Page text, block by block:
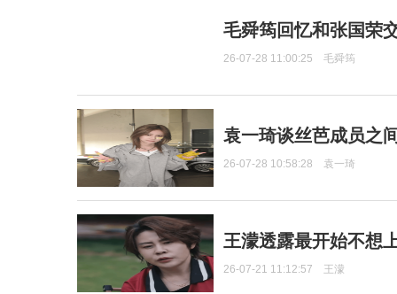
毛舜筠回忆和张国荣
26-07-28 11:00:25 毛舜筠
袁一琦谈丝芭成员之
26-07-28 10:58:28 袁一琦
王濛透露最开始不想
26-07-21 11:12:57 王濛